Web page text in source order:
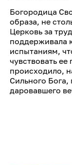
Богородица
образа, не
Церковь за
поддерживала
испытаниям,
чувствовать
происходило,
Сильного
даровавшего